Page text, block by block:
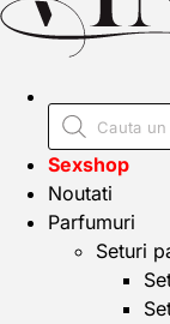
Sexshop
Noutati
Parfumuri
Seturi